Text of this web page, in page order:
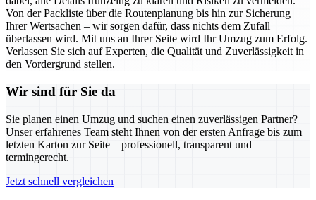
Von der Packliste über die Routenplanung bis hin zur Sicherung
Ihrer Wertsachen – wir sorgen dafür, dass nichts dem Zufall
überlassen wird. Mit uns an Ihrer Seite wird Ihr Umzug zum Erfolg.
Verlassen Sie sich auf Experten, die Qualität und Zuverlässigkeit in
den Vordergrund stellen.
Wir sind für Sie da
Sie planen einen Umzug und suchen einen zuverlässigen Partner?
Unser erfahrenes Team steht Ihnen von der ersten Anfrage bis zum
letzten Karton zur Seite – professionell, transparent und
termingerecht.
Jetzt schnell vergleichen